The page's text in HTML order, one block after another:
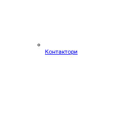
Контактори